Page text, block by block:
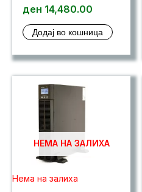
ден 14,480.00
Додај во кошница
НЕМА НА ЗАЛИХА
Нема на залиха